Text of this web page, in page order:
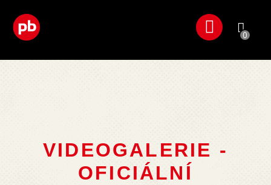
0
VIDEOGALERIE -
OFICIÁLNÍ